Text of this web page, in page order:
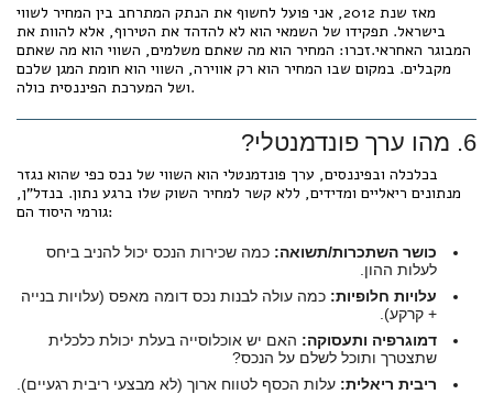
מאז שנת 2012, אני פועל לחשוף את הנתק המתרחב בין המחיר לשווי
בישראל. תפקידו של השמאי הוא לא להדהד את הטירוף, אלא להוות את
המבוגר האחראי.זכרו: המחיר הוא מה שאתם משלמים, השווי הוא מה שאתם
מקבלים. במקום שבו המחיר הוא רק אווירה, השווי הוא חומת המגן שלכם
ושל המערכת הפיננסית כולה.
6. מהו ערך פונדמנטלי?
בכלכלה ובפיננסים, ערך פונדמנטלי הוא השווי של נכס כפי שהוא נגזר
מנתונים ריאליים ומדידים, ללא קשר למחיר השוק שלו ברגע נתון. בנדל"ן,
גורמי היסוד הם:
כושר השתכרות/תשואה: כמה שכירות הנכס יכול להניב ביחס
לעלות ההון.
עלויות חלופיות: כמה עולה לבנות נכס דומה מאפס (עלויות בנייה
+ קרקע).
דמוגרפיה ותעסוקה: האם יש אוכלוסייה בעלת יכולת כלכלית
שתצטרך ותוכל לשלם על הנכס?
ריבית ריאלית: עלות הכסף לטווח ארוך (לא מבצעי ריבית רגעיים).